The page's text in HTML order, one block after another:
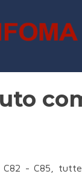
C82 - C85, tutte